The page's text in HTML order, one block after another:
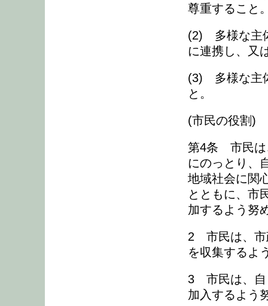
尊重すること
(2) 多様な主
に連携し、又
(3) 多様な主
と。
(市民の役割)
第4条 市民は
にのっとり、
地域社会に関
とともに、市
加するよう努
2 市民は、市
を収集するよ
3 市民は、自
加入するよう